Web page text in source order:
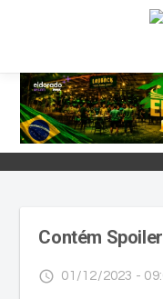
Contém
access_time 01/12/2023 -